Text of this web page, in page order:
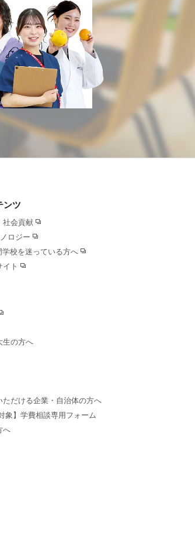
ンツ
社会貢献
ロジー
学校を迷っている方へ
イト
生の方へ
ただける企業・自治体の方へ
象】学費相談専用フォーム
へ